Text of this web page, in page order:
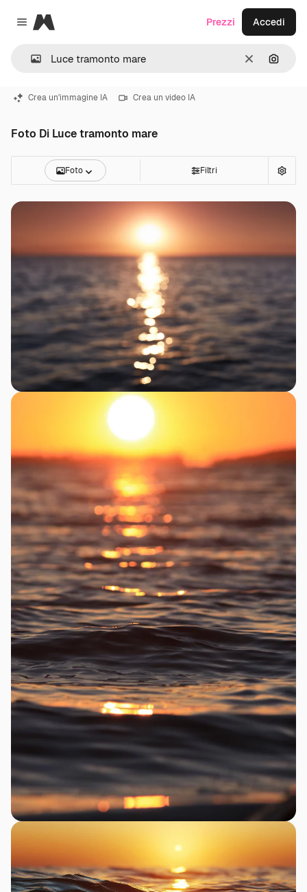
Close menu
Magnific
CancellaCerca
Prezzi Accedi
Crea un'immagine IA Crea un video IA
Foto Di Luce tramonto mare
Foto Filtri